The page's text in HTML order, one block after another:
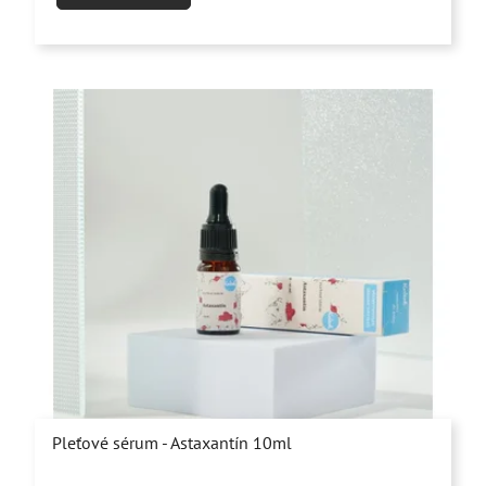
z
Pleťové sérum - Astaxantín 10ml